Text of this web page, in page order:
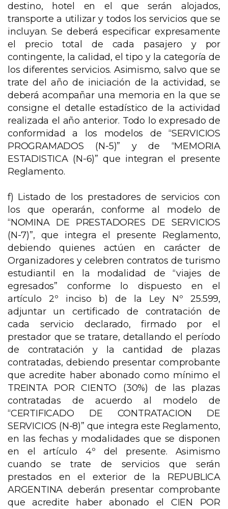
destino, hotel en el que serán alojados,
transporte a utilizar y todos los servicios que se
incluyan. Se deberá especificar expresamente
el precio total de cada pasajero y por
contingente, la calidad, el tipo y la categoría de
los diferentes servicios. Asimismo, salvo que se
trate del año de iniciación de la actividad, se
deberá acompañar una memoria en la que se
consigne el detalle estadístico de la actividad
realizada el año anterior. Todo lo expresado de
conformidad a los modelos de “SERVICIOS
PROGRAMADOS (N-5)” y de “MEMORIA
ESTADISTICA (N-6)” que integran el presente
Reglamento.
f) Listado de los prestadores de servicios con
los que operarán, conforme al modelo de
“NOMINA DE PRESTADORES DE SERVICIOS
(N-7)”, que integra el presente Reglamento,
debiendo quienes actúen en carácter de
Organizadores y celebren contratos de turismo
estudiantil en la modalidad de “viajes de
egresados” conforme lo dispuesto en el
artículo 2º inciso b) de la Ley Nº 25.599,
adjuntar un certificado de contratación de
cada servicio declarado, firmado por el
prestador que se tratare, detallando el período
de contratación y la cantidad de plazas
contratadas, debiendo presentar comprobante
que acredite haber abonado como mínimo el
TREINTA POR CIENTO (30%) de las plazas
contratadas de acuerdo al modelo de
“CERTIFICADO DE CONTRATACION DE
SERVICIOS (N-8)” que integra este Reglamento,
en las fechas y modalidades que se disponen
en el artículo 4º del presente. Asimismo
cuando se trate de servicios que serán
prestados en el exterior de la REPUBLICA
ARGENTINA deberán presentar comprobante
que acredite haber abonado el CIEN POR